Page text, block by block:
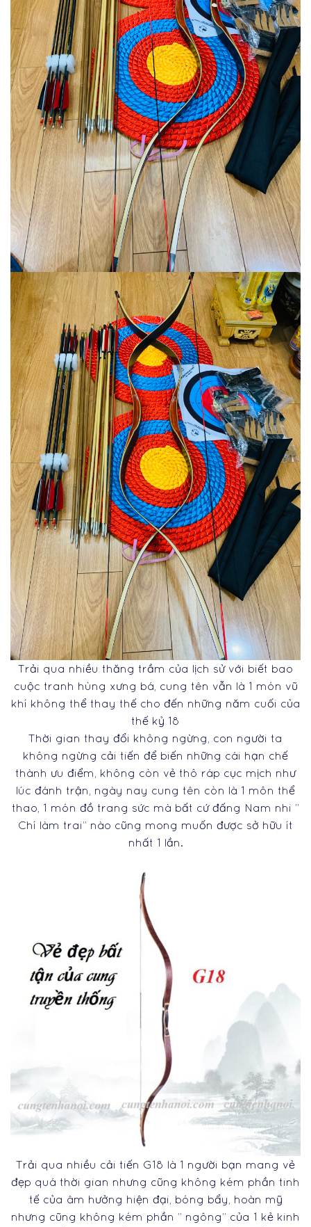
Trải qua nhiều thăng trầm của lịch sử với biết bao
cuộc tranh hùng xưng bá, cung tên vẫn là 1 món vũ
khí không thể thay thế cho đến những năm cuối của
thế kỷ 18
Thời gian thay đổi không ngừng, con người ta
không ngừng cải tiến để biến những cái hạn chế
thành ưu điểm, không còn vẻ thô ráp cục mịch như
lúc đánh trận, ngày nay cung tên còn là 1 môn thể
thao, 1 món đồ trang sức mà bất cứ đấng Nam nhi ”
Chí làm trai” nào cũng mong muốn được sở hữu ít
nhất 1 lần.
Trải qua nhiều cải tiến G18 là 1 người bạn mang vẻ
đẹp quá thời gian nhưng cũng không kém phần tinh
tế của âm hưởng hiện đại, bóng bẩy, hoàn mỹ
nhưng cũng không kém phần ” ngông” của 1 kẻ kinh